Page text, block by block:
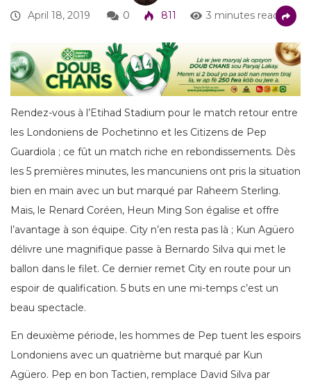
April 18, 2019 0 811 3 minutes read
Rendez-vous à l’Etihad Stadium pour le match retour entre
les Londoniens de Pochetinno et les Citizens de Pep
Guardiola ; ce fût un match riche en rebondissements. Dès
les 5 premières minutes, les mancuniens ont pris la situation
bien en main avec un but marqué par Raheem Sterling.
Mais, le Renard Coréen, Heun Ming Son égalise et offre
l’avantage à son équipe. City n’en resta pas là ; Kun Agüero
délivre une magnifique passe à Bernardo Silva qui met le
ballon dans le filet. Ce dernier remet City en route pour un
espoir de qualification. 5 buts en une mi-temps c’est un
beau spectacle.
En deuxième période, les hommes de Pep tuent les espoirs
Londoniens avec un quatrième but marqué par Kun
Agüero. Pep en bon Tactien, remplace David Silva par